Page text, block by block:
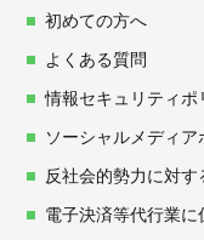
初めての方へ
よくある質問
情報セキュリティポ
ソーシャルメディア
反社会的勢力に対す
電子決済等代行業に